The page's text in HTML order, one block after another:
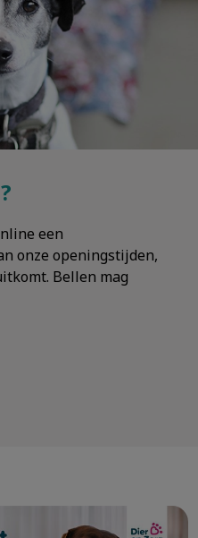
een
onze openingstijden,
Bellen mag